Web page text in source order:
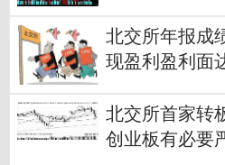
北交所年报成
现盈利盈利面
北交所首家转
创业板有必要